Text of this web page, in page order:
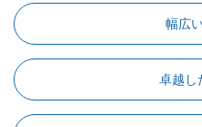
幅広
卓越し